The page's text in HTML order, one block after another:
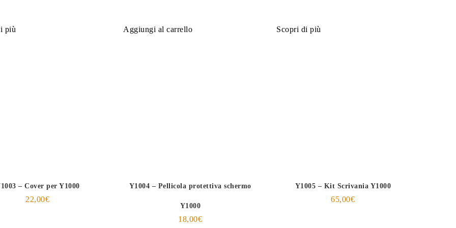
più
– Cover per Y1000
22,00€
Aggiungi al carrello
Y1004 – Pellicola protettiva schermo
Y1000
18,00€
Scopri di più
Y1005 – Kit Scrivania Y1000
65,00€